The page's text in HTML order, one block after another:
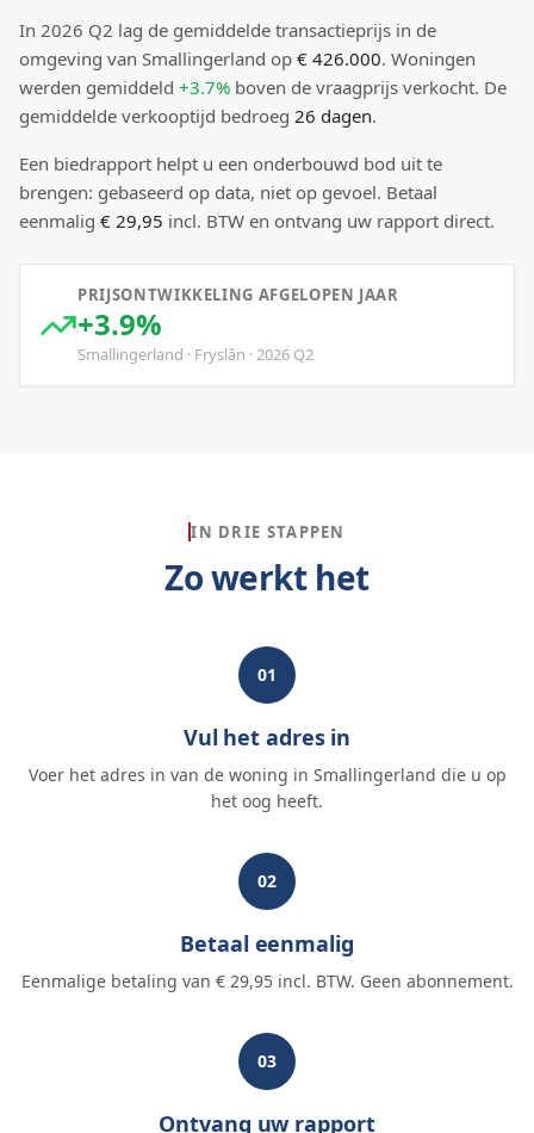
In 2026 Q2 lag de gemiddelde transactieprijs in de
omgeving van Smallingerland op € 426.000. Woningen
werden gemiddeld +3.7% boven de vraagprijs verkocht. De
gemiddelde verkooptijd bedroeg 26 dagen.
Een biedrapport helpt u een onderbouwd bod uit te
brengen: gebaseerd op data, niet op gevoel. Betaal
eenmalig € 29,95 incl. BTW en ontvang uw rapport direct.
PRIJSONTWIKKELING AFGELOPEN JAAR
+3.9%
Smallingerland · Fryslân ·2026 Q2
IN DRIE STAPPEN
Zo werkt het
01
Vul het adres in
Voer het adres in van de woning in Smallingerland die u op
het oog heeft.
02
Betaal eenmalig
Eenmalige betaling van € 29,95 incl. BTW. Geen abonnement.
03
Ontvang uw rapport